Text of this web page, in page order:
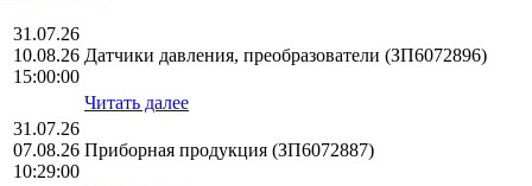
31.07.26
10.08.26
15:00:00
Датчики давления, преобразователи (ЗП6072896)
Читать далее
31.07.26
07.08.26
10:29:00
Приборная продукция (ЗП6072887)